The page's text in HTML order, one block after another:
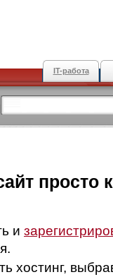
IT-работа
просто
и
хостинг,